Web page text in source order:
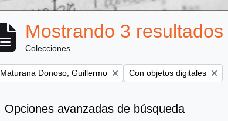
Mostrando 3 resultados
Colecciones
Remove filter:
Maturana Donoso, Guillermo Remove filter:
Con objetos digitales
Opciones avanzadas de búsqueda